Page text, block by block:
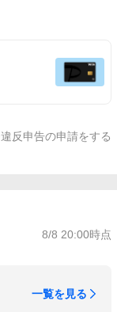
違反申告の申請をする
8/8 20:00時点
一覧を見る